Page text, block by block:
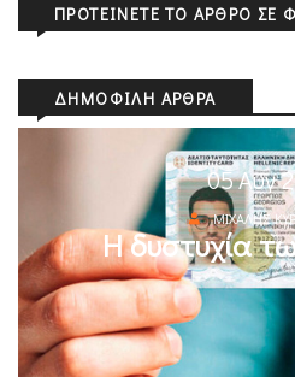
ΠΡΟΤΕΊΝΕΤΕ ΤΟ ΆΡΘΡΟ ΣΕ
ΔΗΜΟΦΙΛΉ ΆΡΘΡΑ
05 Αυγ
ΜΙΧΆΛΗΣ
Η δυστυχία